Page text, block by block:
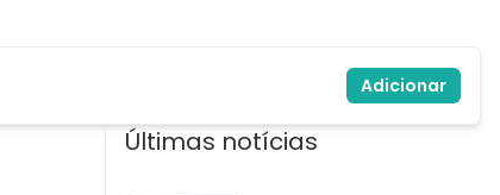
Adicionar
Últimas notícias